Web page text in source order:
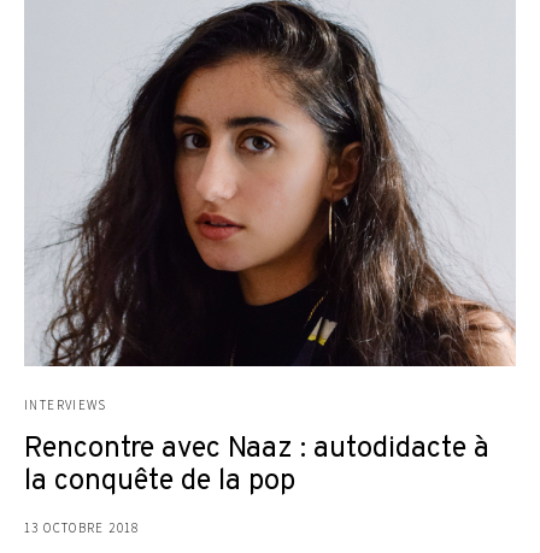
INTERVIEWS
Rencontre avec Naaz : autodidacte à
la conquête de la pop
13 OCTOBRE 2018